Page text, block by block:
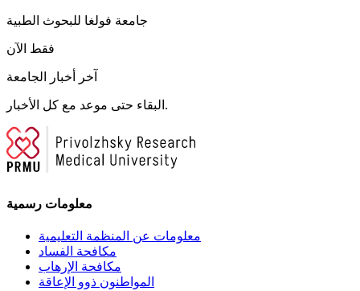
جامعة فولغا للبحوث الطبية
فقط الآن
آخر أخبار الجامعة
البقاء حتى موعد مع كل الأخبار.
معلومات رسمية
معلومات عن المنظمة التعليمية
مكافحة الفساد
مكافحة الإرهاب
المواطنون ذوو الإعاقة